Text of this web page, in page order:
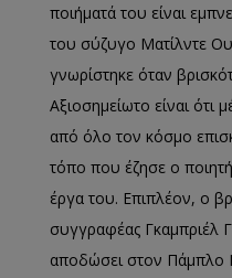
ποιήματά του είναι
του σύζυγο Ματίλντε
γνωρίστηκε όταν
Αξιοσημείωτο είναι ότι
από όλο τον κόσμο
τόπο που έζησε ο
έργα του. Επιπλέον, ο
συγγραφέας Γκαμπριέλ
αποδώσει στον Πάμπλο